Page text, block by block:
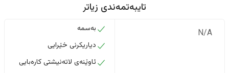
تایبەتمەندی زیاتر
N/A
بەسمە
دیاریکرنی خێرایی
ئاوێنەی لاتەنیشتی کارەبایی